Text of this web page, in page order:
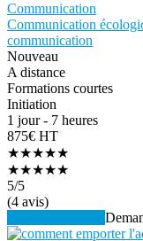
Communication
Communication
communication
Nouveau
A distance
Formations courtes
Initiation
1 jour - 7 heures
875€ HT
★★★★★
★★★★★
5/5
(4 avis)